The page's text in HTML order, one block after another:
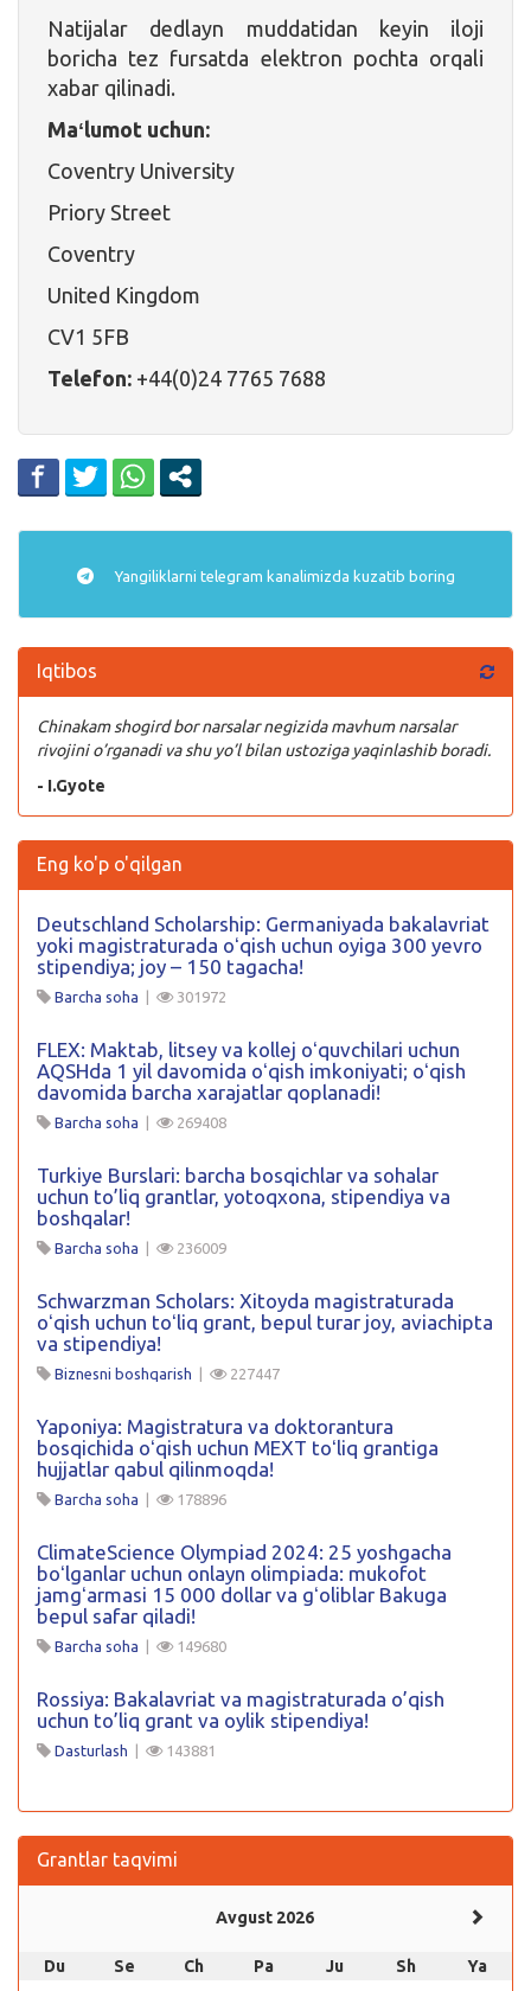
Natijalar dedlayn muddatidan keyin iloji
boricha tez fursatda elektron pochta orqali
xabar qilinadi.
Maʻlumot uchun:
Coventry University
Priory Street
Coventry
United Kingdom
CV1 5FB
Telefon: +44(0)24 7765 7688
Yangiliklarni telegram kanalimizda kuzatib boring
Iqtibos
Chinakam shogird bor narsalar negizida mavhum narsalar
rivojini o’rganadi va shu yo’l bilan ustoziga yaqinlashib boradi.
- I.Gyote
Eng ko'p o'qilgan
Deutschland Scholarship: Germaniyada bakalavriat
yoki magistraturada oʻqish uchun oyiga 300 yevro
stipendiya; joy – 150 tagacha!
Barcha soha | 301972
FLEX: Maktab, litsey va kollej oʻquvchilari uchun
AQSHda 1 yil davomida oʻqish imkoniyati; oʻqish
davomida barcha xarajatlar qoplanadi!
Barcha soha | 269408
Turkiye Burslari: barcha bosqichlar va sohalar
uchun to’liq grantlar, yotoqxona, stipendiya va
boshqalar!
Barcha soha | 236009
Schwarzman Scholars: Xitoyda magistraturada
oʻqish uchun toʻliq grant, bepul turar joy, aviachipta
va stipendiya!
Biznesni boshqarish | 227447
Yaponiya: Magistratura va doktorantura
bosqichida oʻqish uchun MEXT toʻliq grantiga
hujjatlar qabul qilinmoqda!
Barcha soha | 178896
ClimateScience Olympiad 2024: 25 yoshgacha
boʻlganlar uchun onlayn olimpiada: mukofot
jamgʻarmasi 15 000 dollar va gʻoliblar Bakuga
bepul safar qiladi!
Barcha soha | 149680
Rossiya: Bakalavriat va magistraturada o’qish
uchun to’liq grant va oylik stipendiya!
Dasturlash | 143881
Grantlar taqvimi
Avgust 2026
Du Se Ch Pa Ju Sh
Ya